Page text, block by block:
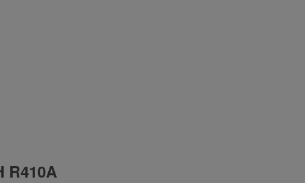
R410A